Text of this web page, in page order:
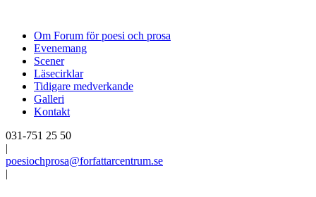
Om Forum för poesi och prosa
Evenemang
Scener
Läsecirklar
Tidigare medverkande
Galleri
Kontakt
031-751 25 50
|
poesiochprosa@forfattarcentrum.se
|